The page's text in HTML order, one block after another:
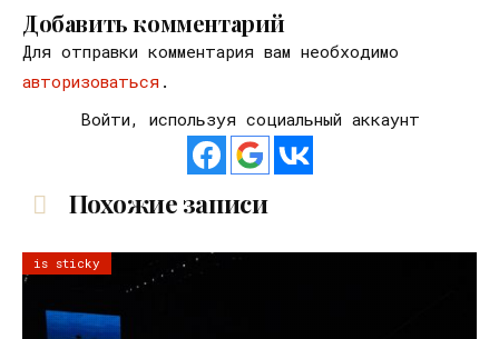
Добавить комментарий
Для отправки комментария вам необходимо
авторизоваться .
Войти, используя социальный аккаунт
Похожие записи
is sticky